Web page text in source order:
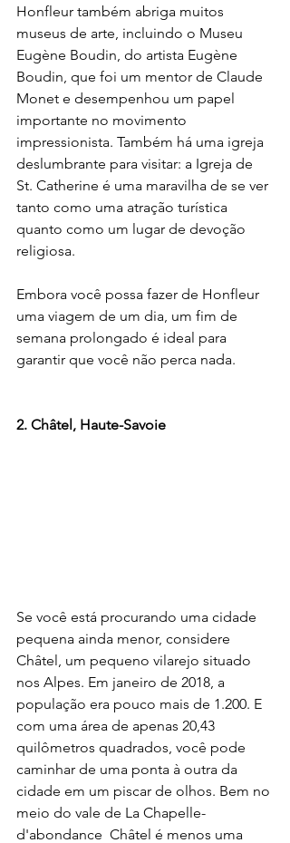
Honfleur também abriga muitos
museus de arte, incluindo o Museu
Eugène Boudin, do artista Eugène
Boudin, que foi um mentor de Claude
Monet e desempenhou um papel
importante no movimento
impressionista. Também há uma igreja
deslumbrante para visitar: a Igreja de
St. Catherine é uma maravilha de se ver
tanto como uma atração turística
quanto como um lugar de devoção
religiosa.
Embora você possa fazer de Honfleur
uma viagem de um dia, um fim de
semana prolongado é ideal para
garantir que você não perca nada.
2. Châtel, Haute-Savoie
Se você está procurando uma cidade
pequena ainda menor, considere
Châtel, um pequeno vilarejo situado
nos Alpes. Em janeiro de 2018, a
população era pouco mais de 1.200. E
com uma área de apenas 20,43
quilômetros quadrados, você pode
caminhar de uma ponta à outra da
cidade em um piscar de olhos. Bem no
meio do vale de La Chapelle-
d'abondance  Châtel é menos uma